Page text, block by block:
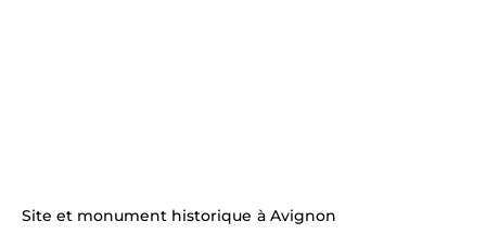
Site et monument historique à Avignon